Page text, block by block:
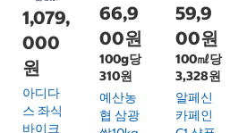
1,079,
000
원
아디다
스 좌식
바이크
66,9
00원
100g당
310원
예산농
협 삼광
59,9
00원
100㎖당
3,328원
알페신
카페인